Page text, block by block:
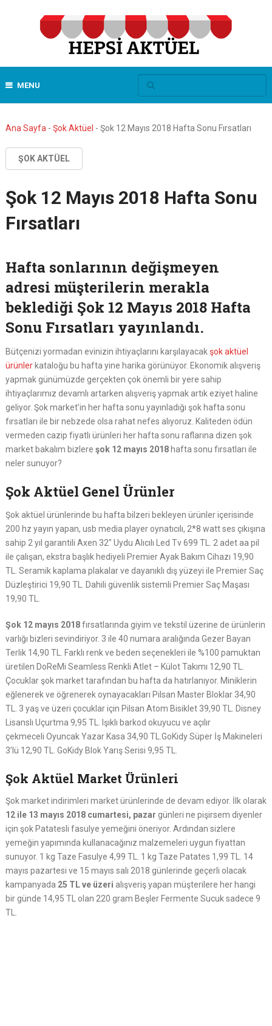
MENU
Ana Sayfa - Şok Aktüel - Şok 12 Mayıs 2018 Hafta Sonu Fırsatları
ŞOK AKTÜEL
Şok 12 Mayıs 2018 Hafta Sonu
Fırsatları
Hafta sonlarının değişmeyen
adresi müşterilerin merakla
beklediği Şok 12 Mayıs 2018 Hafta
Sonu Fırsatları yayınlandı.
Bütçenizi yormadan evinizin ihtiyaçlarını karşılayacakşok aktüel
ürünlerkataloğu bu hafta yine harika görünüyor. Ekonomik alışveriş
yapmak günümüzde gerçekten çok önemli bir yere sahip
ihtiyaçlarımız devamlı artarken alışveriş yapmak artık eziyet haline
geliyor. Şok market’in her hafta sonu yayınladığı şok hafta sonu
fırsatları ile bir nebzede olsa rahat nefes alıyoruz. Kaliteden ödün
vermeden cazip fiyatlı ürünleri her hafta sonu raflarına dizen şok
market bakalım bizlere şok 12 mayıs 2018hafta sonu fırsatları ile
neler sunuyor?
Şok Aktüel Genel Ürünler
Şok aktüel ürünlerinde bu hafta bilzeri bekleyen ürünler içerisinde
200 hz yayın yapan, usb media player oynatıcılı, 2*8 watt ses çıkışına
sahip 2 yıl garantili Axen 32″ Uydu Alıcılı Led Tv 699 TL. 2 adet aa pil
ile çalışan, ekstra başlık hediyeli Premier Ayak Bakım Cihazı 19,90
TL. Seramik kaplama plakalar ve dayanıklı dış yüzeyi ile Premier Saç
Düzleştirici 19,90 TL. Dahili güvenlik sistemli Premier Saç Maşası
19,90 TL.
Şok 12 mayıs 2018fırsatlarında giyim ve tekstil üzerine de ürünlerin
varlığı bizleri sevindiriyor. 3 ile 40 numara aralığında Gezer Bayan
Terlik 14,90 TL. Farklı renk ve beden seçenekleri ile %100 pamuktan
üretilen DoReMi Seamless Renkli Atlet – Külot Takımı 12,90 TL.
Çocuklar şok market tarafından bu hafta da hatırlanıyor. Miniklerin
eğlenerek ve öğrenerek oynayacakları Pilsan Master Bloklar 34,90
TL. 3 yaş ve üzeri çocuklar için Pilsan Atom Bisiklet 39,90 TL. Disney
Lisanslı Uçurtma 9,95 TL. Işıklı barkod okuyucu ve açılır
çekmeceli Oyuncak Yazar Kasa 34,90 TL.GoKidy Süper İş Makineleri
3’lü 12,90 TL. GoKidy Blok Yarış Serisi 9,95 TL.
Şok Aktüel Market Ürünleri
Şok market indirimleri market ürünlerinde de devam ediyor. İlk olarak
12 ile 13 mayıs 2018 cumartesi, pazar günleri ne pişirsem diyenler
için şok Patatesli fasulye yemeğini öneriyor. Ardından sizlere
yemeğin yapımında kullanacağınız malzemeleri uygun fiyattan
sunuyor. 1 kg Taze Fasulye 4,99 TL. 1 kg Taze Patates 1,99 TL. 14
mayıs pazartesi ve 15 mayıs salı 2018 günlerinde geçerli olacak
kampanyada 25 TL ve üzeri alışveriş yapan müşterilere her hangi
bir günde 14,95 TL olan 220 gram Beşler Fermente Sucuk sadece 9
TL.